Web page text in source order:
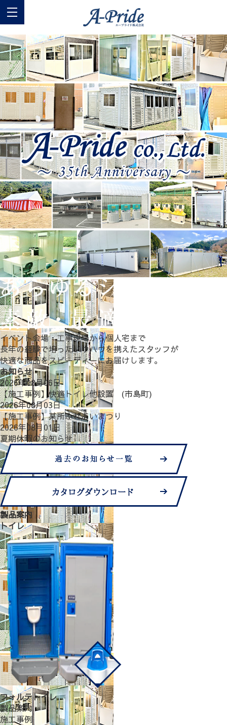
イベント会場・工事現場から個人宅まで
長年の経験で培ったノウハウを携えたスタッフが
快適な商品をスピーディーにお届けします。
お知らせ
2026年08月06日
【施工事例】快適トイレ他設置 (市島町)
2026年08月03日
【施工事例】某所ふれあいまつり
2026年08月01日
夏期休暇のお知らせ
製品案内
トイレ
フォルテトイレ
製品案内
施工事例